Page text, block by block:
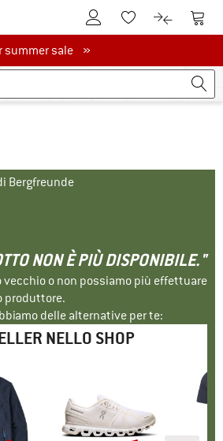
Al conto clienteAlla lista
Al Al
sale
summer sale »
Bergfreunde
NON È PIÙ DISPONIBILE."
vecchio o non possiamo più effettuare
produttore.
delle alternative per te:
NELLO SHOP